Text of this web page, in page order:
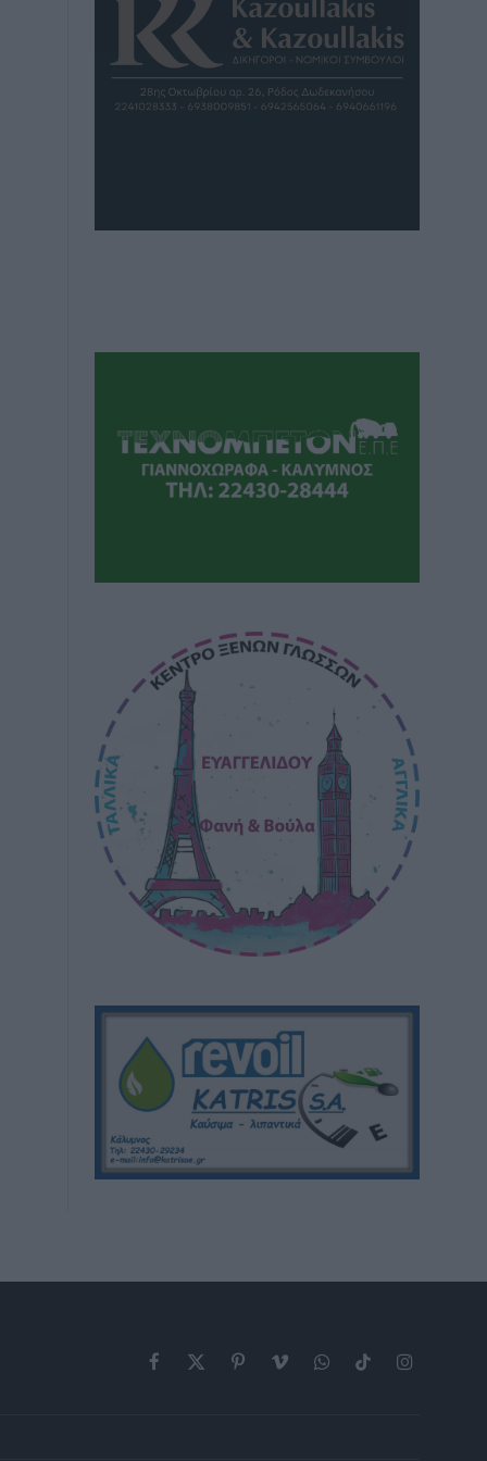
Facebook
X
PinterestVimeoWhatsAppTikTokInstagram